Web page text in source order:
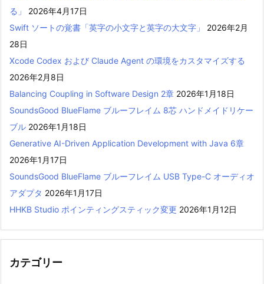
る」
2026年4月17日
Swift ソートの覚書「英字の小文字と英字の大文字」
2026年2月
28日
Xcode Codex および Claude Agent の環境をカスタマイズする
2026年2月8日
Balancing Coupling in Software Design 2章 2026年1月18日
SoundsGood BlueFlame ブルーフレイム 8芯 ハンドメイドリケー
ブル 2026年1月18日
Generative AI-Driven Application Development with Java 6章
2026年1月17日
SoundsGood BlueFlame ブルーフレイム USB Type-C オーディオ
アダプタ 2026年1月17日
HHKB Studio ポインティングスティック変更 2026年1月12日
カテゴリー